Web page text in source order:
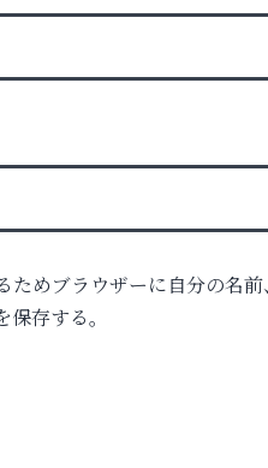
ためブラウザーに自分の名前
存する。